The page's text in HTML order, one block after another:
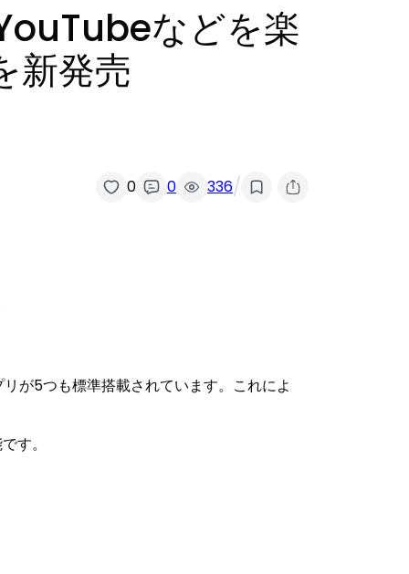
などを楽
新発売
0 0 336/
が5つも標準搭載されています。これによ
す。